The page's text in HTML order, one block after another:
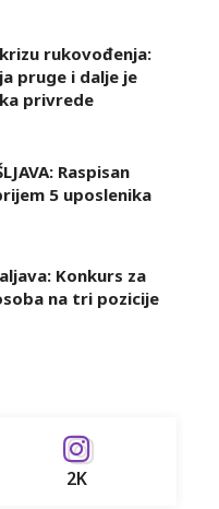
rukovođenja:
pruge i dalje je
privrede
Raspisan
5 uposlenika
Konkurs za
na tri pozicije
2K